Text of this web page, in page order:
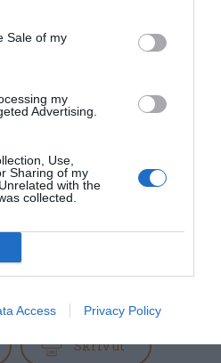
Sale of my
my
Advertising.
Use,
Sharing of my
with the
collected.
Access Privacy Policy
Skriv ut